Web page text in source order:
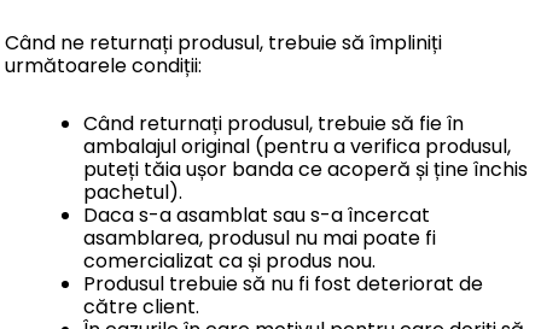
Când ne returnați produsul, trebuie să împliniți
următoarele condiții:
Când returnați produsul, trebuie să fie în
ambalajul original (pentru a verifica produsul,
puteți tăia ușor banda ce acoperă și ține închis
pachetul).
Daca s-a asamblat sau s-a încercat
asamblarea, produsul nu mai poate fi
comercializat ca și produs nou.
Produsul trebuie să nu fi fost deteriorat de
către client.